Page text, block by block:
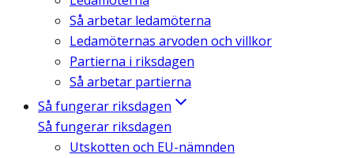
Så arbetar ledamöterna
Ledamöternas arvoden och villkor
Partierna i riksdagen
Så arbetar partierna
Så fungerar riksdagen
Så fungerar riksdagen
Utskotten och EU-nämnden